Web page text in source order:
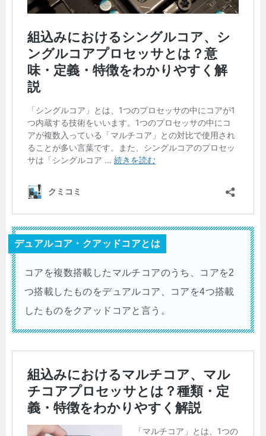
デュアルコア・クアッドコアとは
コアを複数搭載したマルチコアのうち、コアを2
つ搭載したものをデュアルコア、コアを4つ搭載
したものをクアッドコアと言う。